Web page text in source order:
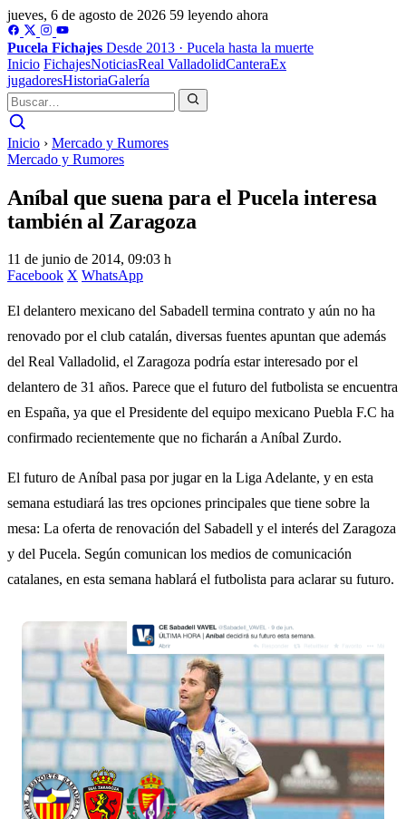
jueves, 6 de agosto de 2026 59 leyendo ahora
Pucela Fichajes Desde 2013 · Pucela hasta la muerte
Inicio FichajesNoticiasReal ValladolidCanteraEx
jugadoresHistoriaGalería
Inicio › Mercado y Rumores
Mercado y Rumores
Aníbal que suena para el Pucela interesa
también al Zaragoza
11 de junio de 2014, 09:03 h
Facebook X WhatsApp
El delantero mexicano del Sabadell termina contrato y aún no ha
renovado por el club catalán, diversas fuentes apuntan que además
del Real Valladolid, el Zaragoza podría estar interesado por el
delantero de 31 años. Parece que el futuro del futbolista se encuentra
en España, ya que el Presidente del equipo mexicano Puebla F.C ha
confirmado recientemente que no ficharán a Aníbal Zurdo.
El futuro de Aníbal pasa por jugar en la Liga Adelante, y en esta
semana estudiará las tres opciones principales que tiene sobre la
mesa: La oferta de renovación del Sabadell y el interés del Zaragoza
y del Pucela. Según comunican los medios de comunicación
catalanes, en esta semana hablará el futbolista para aclarar su futuro.